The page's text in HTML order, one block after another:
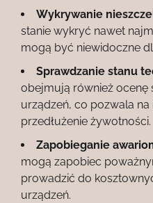
Wykrywanie
stanie wykryć nawet
mogą być niewidoczne
Sprawdzanie stanu
obejmują również ocenę
urządzeń, co pozwala
przedłużenie żywotności.
Zapobieganie
mogą zapobiec
prowadzić do
urządzeń.